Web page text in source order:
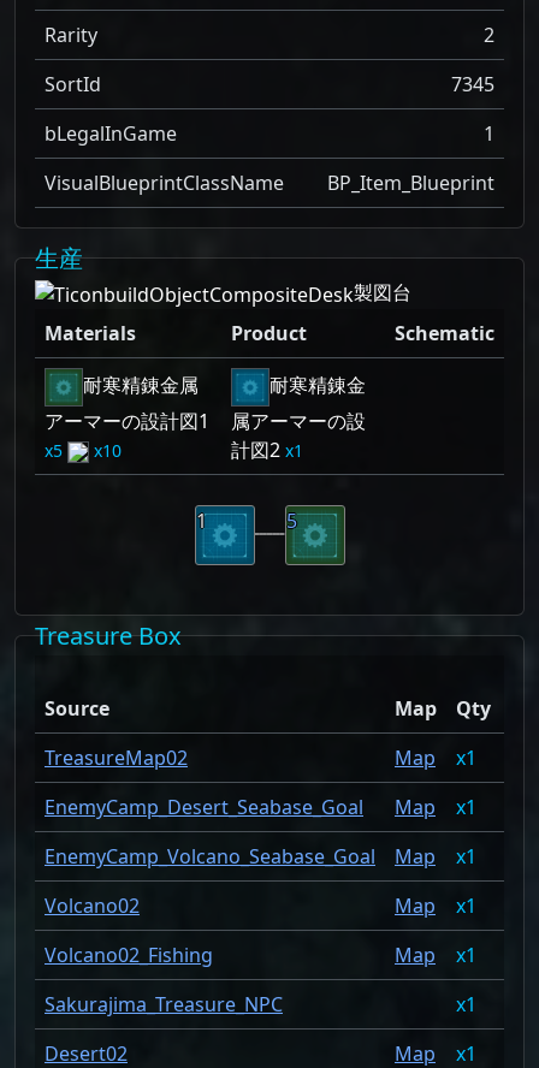
Rarity
2
SortId
7345
bLegalInGame
1
VisualBlueprintClassName
BP_Item_Blueprint
生産
製図台
Materials
Product
Schematic
耐寒精錬金属
アーマーの設計図1
5 10
耐寒精錬金
属アーマーの設
計図2
1
5
1
Treasure Box
Source Map Qty
TreasureMap02
Map 1
EnemyCamp_Desert_Seabase_Goal
Map 1
EnemyCamp_Volcano_Seabase_Goal
Map 1
Volcano02
Map 1
Volcano02_Fishing
Map 1
Sakurajima_Treasure_NPC
1
Desert02
Map 1